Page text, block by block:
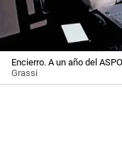
Encierro. A un año del
Grassi